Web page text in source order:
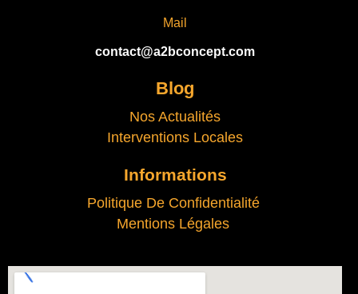
Mail
contact@a2bconcept.com
Blog
Nos Actualités
Interventions Locales
Informations
Politique De Confidentialité
Mentions Légales